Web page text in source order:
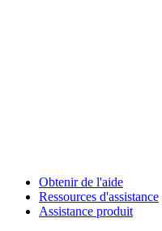
Obtenir de l'aide
Ressources d'assistance
Assistance produit